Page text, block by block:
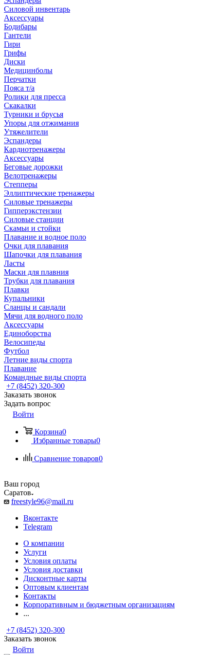
Силовой инвентарь
Аксессуары
Бодибары
Гантели
Гири
Грифы
Диски
Медицинболы
Перчатки
Пояса т/а
Ролики для пресса
Скакалки
Турники и брусья
Упоры для отжимания
Утяжелители
Эспандеры
Кардиотренажеры
Аксессуары
Беговые дорожки
Велотренажеры
Степперы
Эллиптические тренажеры
Силовые тренажеры
Гипперэкстензии
Силовые станции
Скамьи и стойки
Плавание и водное поло
Очки для плавания
Шапочки для плавания
Ласты
Маски для плавния
Трубки для плавания
Плавки
Купальники
Сланцы и сандали
Мячи для водного поло
Аксессуары
Единоборства
Велосипеды
Футбол
Летние виды спорта
Плавание
Командные виды спорта
+7 (8452) 320-300
Заказать звонок
Задать вопрос
Войти
Корзина0
Избранные товары0
Сравнение товаров0
Ваш город
Саратов
freestyle96@mail.ru
Вконтакте
Telegram
О компании
Услуги
Условия оплаты
Условия доставки
Дисконтные карты
Оптовым клиентам
Контакты
Корпоративным и бюджетным организациям
...
+7 (8452) 320-300
Заказать звонок
Войти